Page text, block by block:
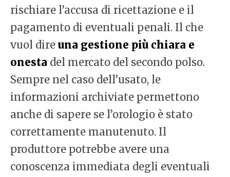
rischiare l’accusa di ricettazione e il
pagamento di eventuali penali. Il che
vuol dire una gestione più chiara e
onesta del mercato del secondo polso.
Sempre nel caso dell’usato, le
informazioni archiviate permettono
anche di sapere se l’orologio è stato
correttamente manutenuto. Il
produttore potrebbe avere una
conoscenza immediata degli eventuali